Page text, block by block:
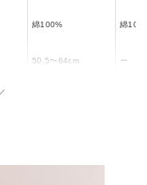
綿100% 綿
50.5〜64cm ー